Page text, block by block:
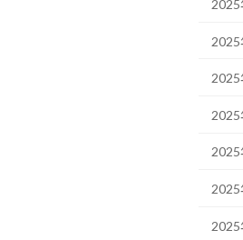
2025
2025
2025
2025
2025
2025
2025